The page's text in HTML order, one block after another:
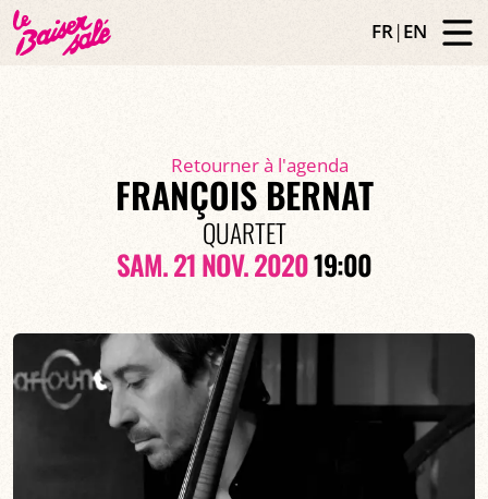
FR|EN
Retourner à l'agenda
FRANÇOIS BERNAT
QUARTET
SAM. 21 NOV. 202019:00